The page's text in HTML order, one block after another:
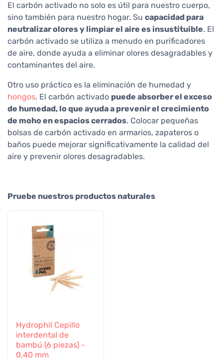
El carbón activado no solo es útil para nuestro cuerpo,
sino también para nuestro hogar. Su capacidad para
neutralizar olores y limpiar el aire es insustituible. El
carbón activado se utiliza a menudo en purificadores
de aire, donde ayuda a eliminar olores desagradables y
contaminantes del aire.
Otro uso práctico es la eliminación de humedad y
hongos. El carbón activado puede absorber el exceso
de humedad, lo que ayuda a prevenir el crecimiento
de moho en espacios cerrados. Colocar pequeñas
bolsas de carbón activado en armarios, zapateros o
baños puede mejorar significativamente la calidad del
aire y prevenir olores desagradables.
Pruebe nuestros productos naturales
Hydrophil Cepillo
interdental de
bambú (6 piezas) -
0,40 mm